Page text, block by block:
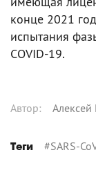
конце 2021
испытания
COVID-19.
Автор: Алексей
Теги #SARS-